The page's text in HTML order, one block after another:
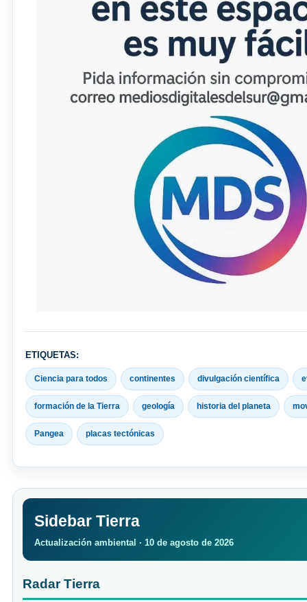
ETIQUETAS:
Ciencia para todos continentes divulgación científica
formación de la Tierra geología historia del planeta
Pangea placas tectónicas
Sidebar Tierra
Actualización ambiental · 10 de agosto de 2026
Radar Tierra